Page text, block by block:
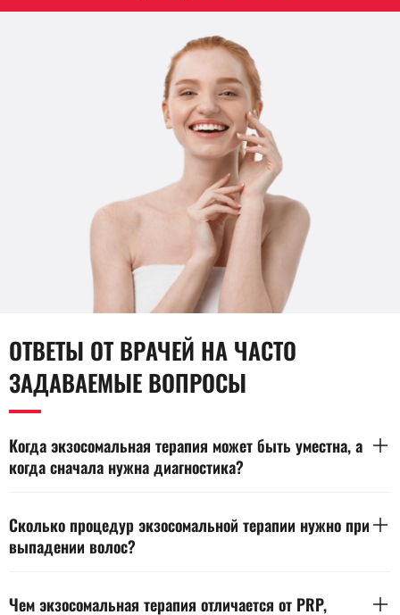
ОТВЕТЫ ОТ ВРАЧЕЙ НА ЧАСТО
ЗАДАВАЕМЫЕ ВОПРОСЫ
Когда экзосомальная терапия может быть уместна, а
когда сначала нужна диагностика?
ясна и нет активного воспаления кожи головы. Метод дает
локальный сигнал коже и фолликулярной зоне, но не
устраняет дефициты, гормональные сдвиги и системные
правило действует, если ранее не было осмотра и
Сколько процедур экзосомальной терапии нужно при
выпадении волос?
медленно, поэтому изменения накапливаются и требуют
Чем экзосомальная терапия отличается от PRP,